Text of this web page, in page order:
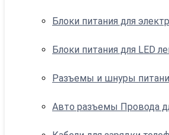
Блоки питания для
Блоки питания для LED
Разъемы и шнуры
Авто разъемы Провода